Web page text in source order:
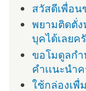
สวัสดีเพื่อน
พยามติดตั่ง
บุคได้เลยค
ขอโมดูลกำ
คำเเนะนำ
ใช้กล่องเพื่